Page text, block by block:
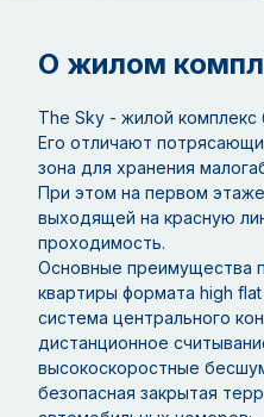
О жилом
The Sky - жилой
Его отличают
зона для хранения
При этом на первом
выходящей на красную
проходимость.
Основные преимущества
квартиры формата high
система центрального
дистанционное
высокоскоростные
безопасная закрытая